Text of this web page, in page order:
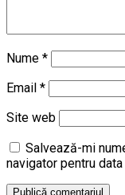
Nume *
Email *
Site web
Salvează-mi
navigator pentru